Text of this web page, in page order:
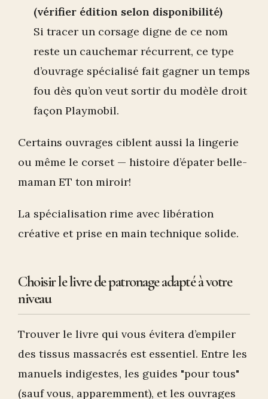
(vérifier édition selon disponibilité)
Si tracer un corsage digne de ce nom
reste un cauchemar récurrent, ce type
d’ouvrage spécialisé fait gagner un temps
fou dès qu’on veut sortir du modèle droit
façon Playmobil.
Certains ouvrages ciblent aussi la lingerie
ou même le corset — histoire d’épater belle-
maman ET ton miroir!
La spécialisation rime avec libération
créative et prise en main technique solide.
Choisir le livre de patronage adapté à votre
niveau
Trouver le livre qui vous évitera d’empiler
des tissus massacrés est essentiel. Entre les
manuels indigestes, les guides "pour tous"
(sauf vous, apparemment), et les ouvrages